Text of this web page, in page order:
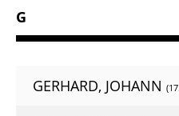
G
GERHARD, JOHANN